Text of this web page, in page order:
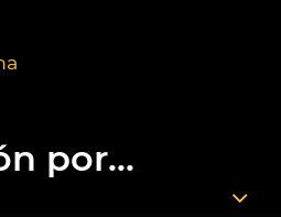
por...